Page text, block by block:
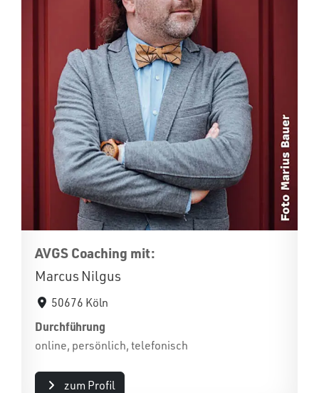
AVGS Coaching mit:
Marcus Nilgus
50676 Köln
Durchführung
online, persönlich, telefonisch
zum Profil